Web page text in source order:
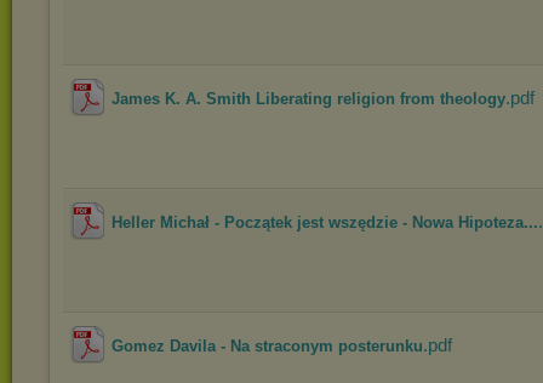
James K. A. Smith Liberating religion from theology.pdf
Heller Michał - Początek jest wszędzie - Nowa Hipoteza...
Gomez Davila - Na straconym posterunku.pdf